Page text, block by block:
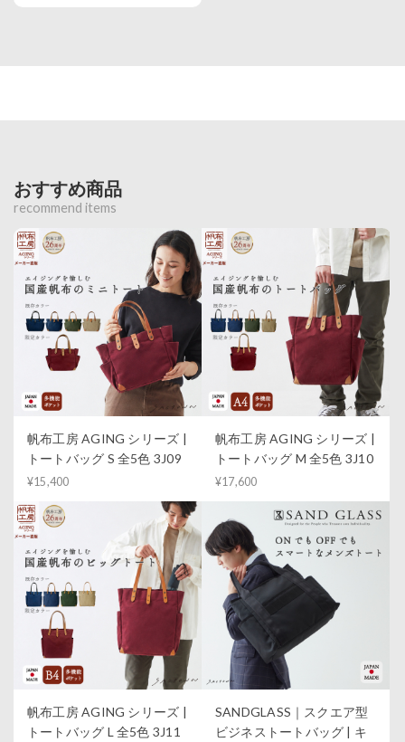
おすすめ商品
recommend items
帆布工房 AGING シリーズ |
トートバッグ S 全5色 3J09
¥15,400
帆布工房 AGING シリーズ |
トートバッグ M 全5色 3J10
¥17,600
帆布工房 AGING シリーズ |
トートバッグ L 全5色 3J11
SANDGLASS｜スクエア型
ビジネストートバッグ | キ